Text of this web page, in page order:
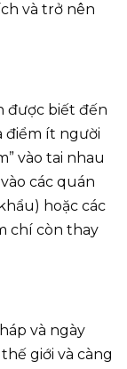
và trở nên
được biết đến
điểm ít người
vào tai nhau
các quán
hoặc các
chí còn thay
và ngày
giới và càng